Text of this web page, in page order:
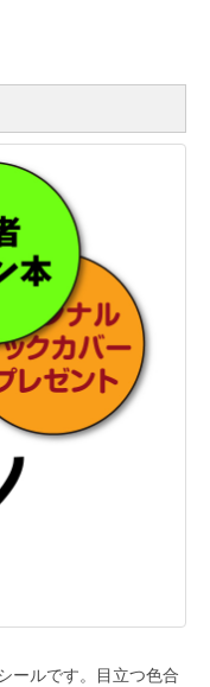
ールです。目立つ色合